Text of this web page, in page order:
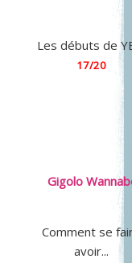
Les débuts de
17/20
Gigolo
Comment se
avoir...